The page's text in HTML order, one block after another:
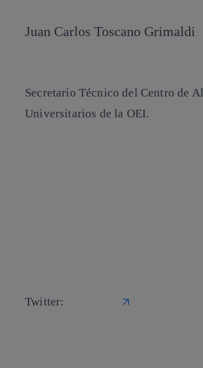
Juan Carlos Toscano Grimaldi
Secretario Técnico del Centro de
Universitarios de la OEI.
Twitter: